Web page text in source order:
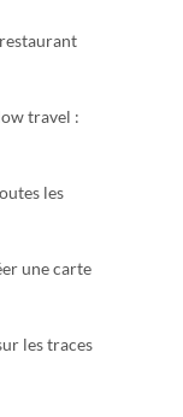
travel :
les
une carte
les traces